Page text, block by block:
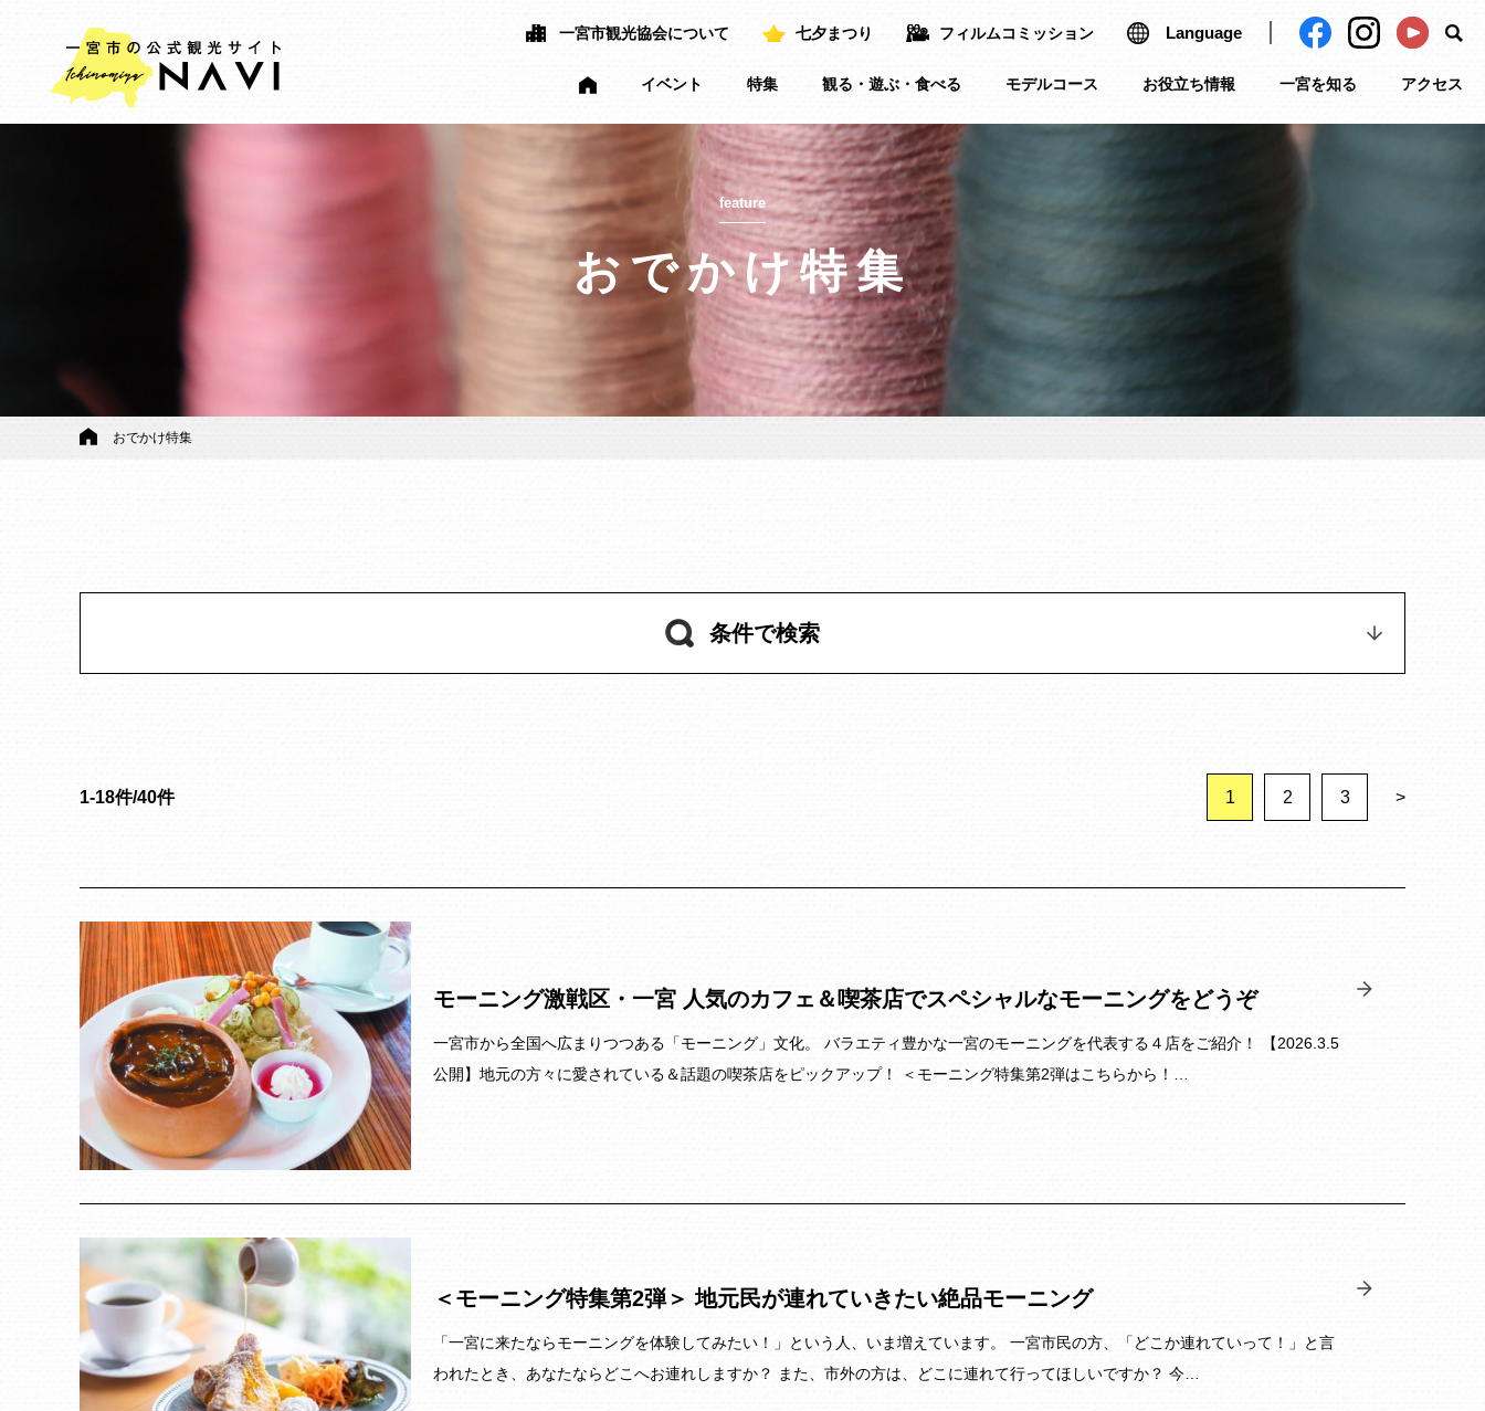
一宮市観光協会について 七夕まつり フィルムコミッション Language
イベント 特集 観る・遊ぶ・食べる モデルコース お役立ち情報 一宮を知る アクセス
feature
おでかけ特集
おでかけ特集
条件で検索
1-18件/40件 1 2 3 >
モーニング激戦区・一宮 人気のカフェ＆喫茶店でスペシャルなモーニングをどうぞ
一宮市から全国へ広まりつつある「モーニング」文化。 バラエティ豊かな一宮のモーニングを代表する４店をご紹介！ 【2026.3.5
公開】地元の方々に愛されている＆話題の喫茶店をピックアップ！ ＜モーニング特集第2弾はこちらから！…
＜モーニング特集第2弾＞ 地元民が連れていきたい絶品モーニング
「一宮に来たならモーニングを体験してみたい！」という人、いま増えています。 一宮市民の方、「どこか連れていって！」と言
われたとき、あなたならどこへお連れしますか？ また、市外の方は、どこに連れて行ってほしいですか？ 今…